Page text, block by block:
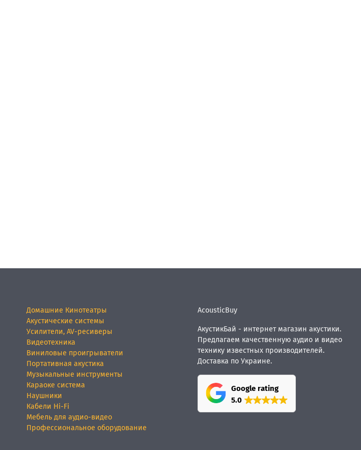
Домашние Кинотеатры
Акустические системы
Усилители, AV-ресиверы
Видеотехника
Виниловые проигрыватели
Портативная акустика
Музыкальные инструменты
Караоке система
Наушники
Кабели Hi-Fi
Мебель для аудио-видео
Профессиональное оборудование
AcousticBuy
АкустикБай - интернет магазин акустики.
Предлагаем качественную аудио и видео
технику известных производителей.
Доставка по Украине.
Google rating
5.0